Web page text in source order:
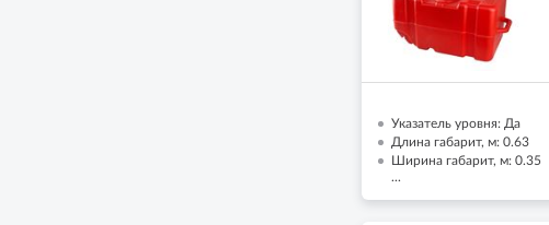
Указатель уровня: Да
Длина габарит, м: 0.63
Ширина габарит, м: 0.35
...